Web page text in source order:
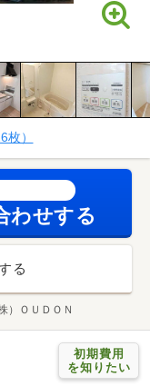
）
わせする
る
）ＯＵＤＯＮ
初期費用
を知りたい